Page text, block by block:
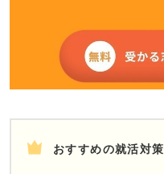
おすすめの就活対